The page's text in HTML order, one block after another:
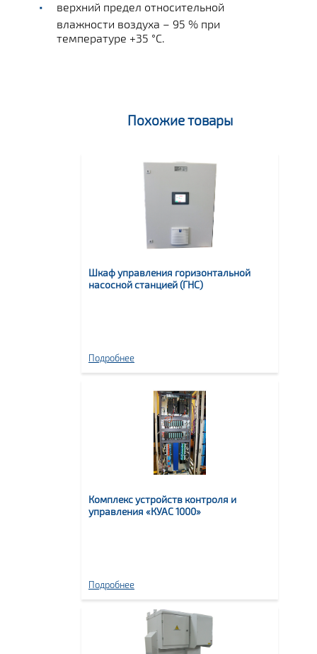
верхний предел относительной
влажности воздуха – 95 % при
температуре +35 °С.
Похожие товары
Шкаф управления горизонтальной
насосной станцией (ГНС)
Подробнее
Комплекс устройств контроля и
управления «КУАС 1000»
Подробнее